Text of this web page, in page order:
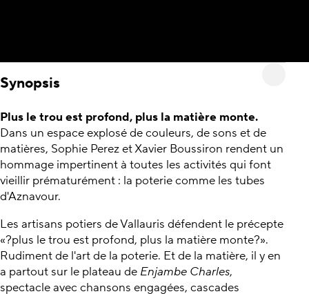
Synopsis
Plus le trou est profond, plus la matière monte.
Dans un espace explosé de couleurs, de sons et de
matières, Sophie Perez et Xavier Boussiron rendent un
hommage impertinent à toutes les activités qui font
vieillir prématurément : la poterie comme les tubes
d'Aznavour.
Les artisans potiers de Vallauris défendent le précepte
«?plus le trou est profond, plus la matière monte?».
Rudiment de l'art de la poterie. Et de la matière, il y en
a partout sur le plateau de Enjambe Charles,
spectacle avec chansons engagées, cascades